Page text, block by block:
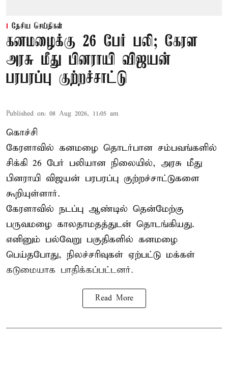
தேசிய செய்திகள்
கனமழைக்கு 26 பேர் பலி; கேரள
அரசு மீது பினராயி விஜயன்
பரபரப்பு குற்றச்சாட்டு
Published on: 08 Aug 2026, 11:05 am
கொச்சி
கேரளாவில் கனமழை தொடர்பான சம்பவங்களில்
சிக்கி 26 பேர் பலியான நிலையில், அரசு மீது
பினராயி விஜயன் பரபரப்பு குற்றச்சாட்டுகளை
கூறியுள்ளார்.
கேரளாவில் நடப்பு ஆண்டில் தென்மேற்கு
பருவமழை காலதாமதத்துடன் தொடங்கியது.
எனினும் பல்வேறு பகுதிகளில் கனமழை
பெய்தபோது, நிலச்சரிவுகள் ஏற்பட்டு மக்கள்
கடுமையாக பாதிக்கப்பட்டனர்.
Read More